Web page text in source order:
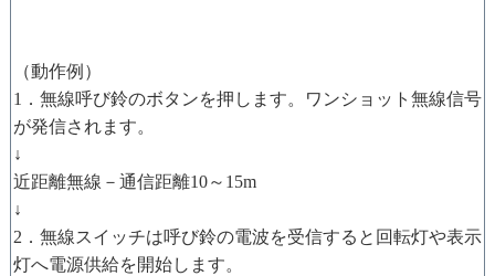
（動作例）
1．無線呼び鈴のボタンを押します。ワンショット無線信号
が発信されます。
↓
近距離無線－通信距離10～15m
↓
2．無線スイッチは呼び鈴の電波を受信すると回転灯や表示
灯へ電源供給を開始します。